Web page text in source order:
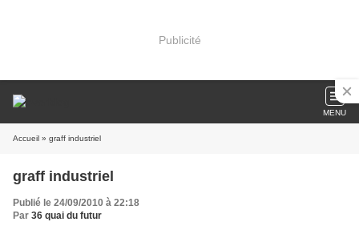
Publicité
MENU
Accueil » graff industriel
graff industriel
Publié le 24/09/2010 à 22:18
Par 36 quai du futur